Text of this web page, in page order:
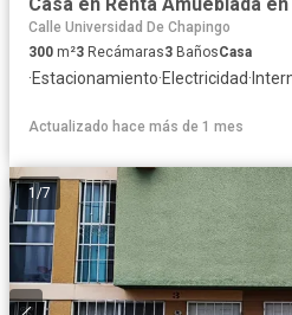
Calle Universidad De Chapingo
300 m²3 Recámaras3 BañosCasa
·Estacionamiento·Electricidad·
Actualizado hace más de 1 mes
1/7